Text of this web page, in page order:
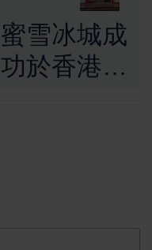
蜜雪冰城成
功於香港上